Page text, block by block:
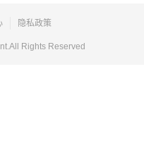
隐私政策
Rights Reserved